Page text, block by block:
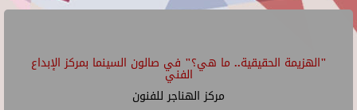
"الهزيمة الحقيقية.. ما هي؟" في صالون السينما بمركز الإبداع
الفني
مركز الهناجر للفنون